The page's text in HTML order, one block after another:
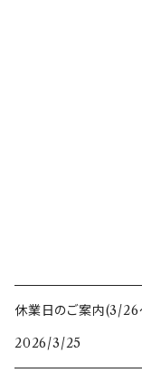
休業日のご案内(3/
2026/3/25